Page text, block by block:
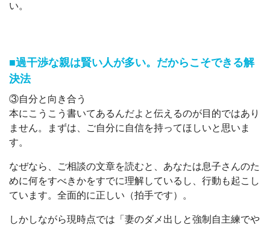
い。
■過干渉な親は賢い人が多い。だからこそできる解
決法
③自分と向き合う
本にこうこう書いてあるんだよと伝えるのが目的ではあり
ません。まずは、ご自分に自信を持ってほしいと思いま
す。
なぜなら、ご相談の文章を読むと、あなたは息子さんのた
めに何をすべきかをすでに理解しているし、行動も起こし
ています。全面的に正しい（拍手です）。
しかしながら現時点では「妻のダメ出しと強制自主練でや